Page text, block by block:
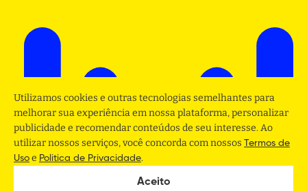
Utilizamos cookies e outras tecnologias semelhantes para
melhorar sua experiência em nossa plataforma, personalizar
publicidade e recomendar conteúdos de seu interesse. Ao
utilizar nossos serviços, você concorda com nossos Termos de
Uso e Politica de Privacidade.
Aceito